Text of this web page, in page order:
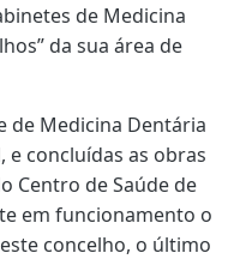
de Medicina
da sua área de
de Medicina Dentária
e concluídas as obras
Centro de Saúde de
em funcionamento o
concelho, o último